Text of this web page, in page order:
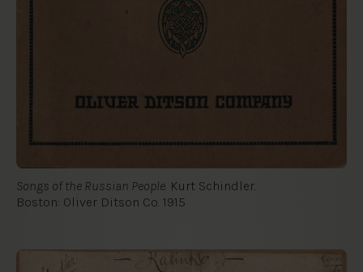
Songs of the Russian People . Kurt Schindler.
Boston: Oliver Ditson Co. 1915